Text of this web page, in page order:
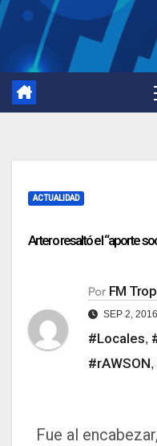
ACTUALIDAD
Artero resaltó el “aporte
Por FM
SEP 2, 2016
#Locales,
#rAWSON,
Fue al